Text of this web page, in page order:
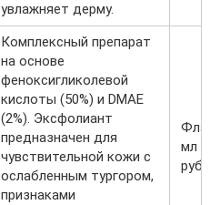
увлажняет дерму.
Комплексный препарат
на основе
феноксигликолевой
кислоты (50%) и DMAE
(2%). Эксфолиант
предназначен для
чувствительной кожи с
ослабленным тургором,
признаками
мл —
руб.